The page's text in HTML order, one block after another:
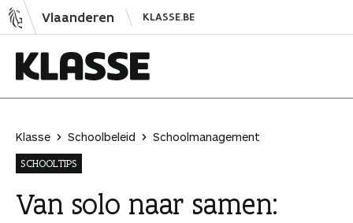
N
a
Vlaanderen KLASSE.BE
a
s
s
e
Klasse Schoolbeleid
Schoolmanagement
SCHOOLTIPS
Van solo naar samen: